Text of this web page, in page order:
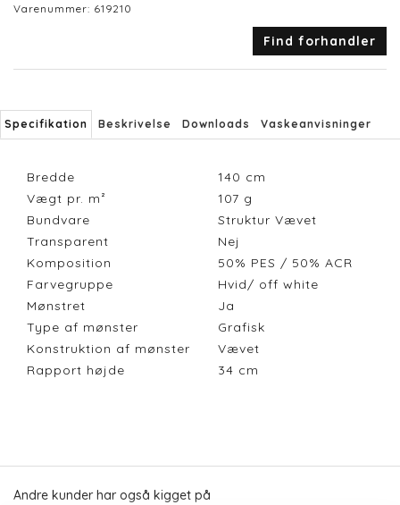
Varenummer: 619210
Find forhandler
Specifikation Beskrivelse Downloads Vaskeanvisninger
Bredde 140 cm
Vægt pr. m²
107 g
Bundvare
Struktur Vævet
Transparent
Nej
Komposition
50% PES / 50% ACR
Farvegruppe
Hvid/ off white
Mønstret
Ja
Type af mønster
Grafisk
Konstruktion af mønster
Vævet
Rapport højde
34 cm
Andre kunder har også kigget på